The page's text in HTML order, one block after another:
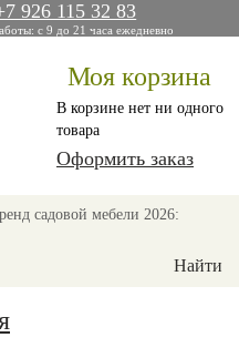
926 115 32 83
с 9 до 21 часа ежедневно
Моя корзина
В корзине нет ни одного
товара
Оформить заказ
садовой мебели 2026: